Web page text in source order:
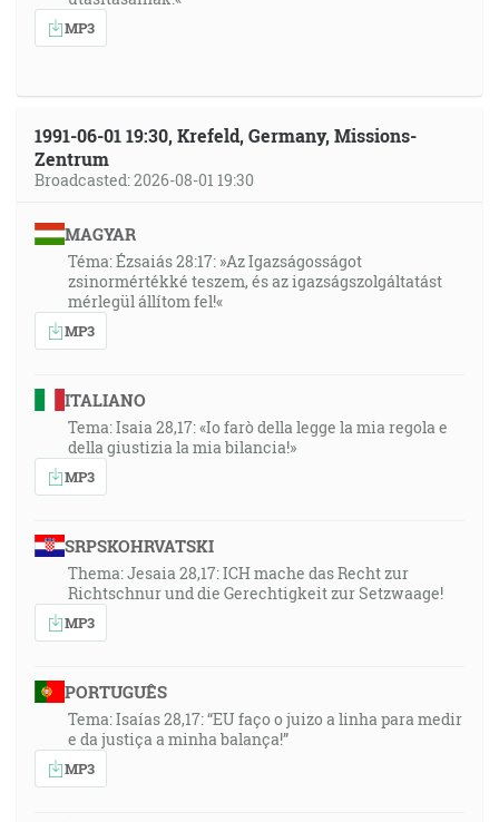
MP3
1991-06-01 19:30, Krefeld, Germany, Missions-
Zentrum
Broadcasted: 2026-08-01 19:30
MAGYAR
Téma: Ézsaiás 28:17: »Az Igazságosságot
zsinormértékké teszem, és az igazságszolgáltatást
mérlegül állítom fel!«
MP3
ITALIANO
Tema: Isaia 28,17: «Io farò della legge la mia regola e
della giustizia la mia bilancia!»
MP3
SRPSKOHRVATSKI
Thema: Jesaia 28,17: ICH mache das Recht zur
Richtschnur und die Gerechtigkeit zur Setzwaage!
MP3
PORTUGUÊS
Tema: Isaías 28,17: “EU faço o juizo a linha para medir
e da justiça a minha balança!”
MP3